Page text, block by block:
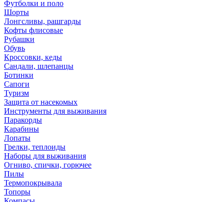
Футболки и поло
Шорты
Лонгсливы, рашгарды
Кофты флисовые
Рубашки
Обувь
Кроссовки, кеды
Сандали, шлепанцы
Ботинки
Сапоги
Туризм
Защита от насекомых
Инструменты для выживания
Паракорды
Карабины
Лопаты
Грелки, теплоиды
Наборы для выживания
Огниво, спички, горючее
Пилы
Термопокрывала
Топоры